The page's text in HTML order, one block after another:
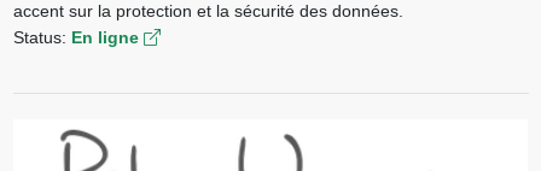
accent sur la protection et la sécurité des données.
Status: En ligne